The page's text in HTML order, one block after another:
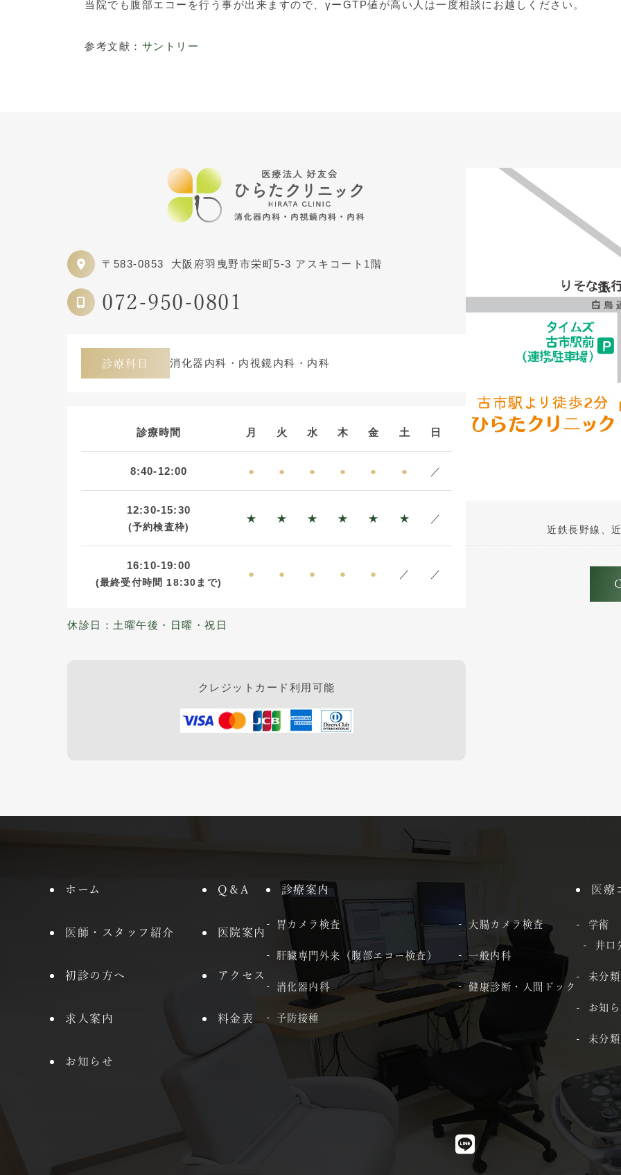
当院でも腹部エコーを行う事が出来ますので、γーGTP値が高い人は一度相談にお越しください。
参考文献： サントリー
〒583-0853 大阪府羽曳野市栄町5-3 アスキコート1階
072-950-0801
診療科目 消化器内科・内視鏡内科・内科
診療時間 月 火 水 木 金 土 日
8:40-12:00 ● ● ● ● ● ● ／
12:30-15:30
(予約検査枠)
★ ★ ★ ★ ★ ★ ／
16:10-19:00
(最終受付時間 18:30まで)
● ● ● ● ● ／ ／
休診日：土曜午後・日曜・祝日
クレジットカード利用可能
近鉄長野線、
ホーム Q＆A
医師・スタッフ紹介 医院案内
初診の方へ アクセス
求人案内 料金表
お知らせ
診療案内
胃カメラ検査 大腸カメラ検査
肝臓専門外来（腹部エコー検査） 一般内科
消化器内科 健康診断・人間ドック
予防接種
医療
学術
井口
未分類
お知
未分類